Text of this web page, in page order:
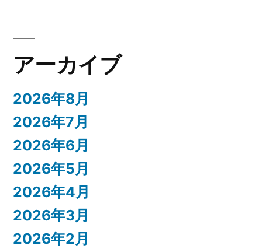
アーカイブ
2026年8月
2026年7月
2026年6月
2026年5月
2026年4月
2026年3月
2026年2月